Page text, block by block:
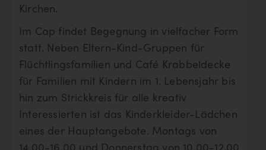
Kirchen.
Im Cap findet Begegnung in vielfacher Form
statt. Neben Eltern-Kind-Gruppen für
Flüchtlingsfamilien und Café Krabbeldecke
für Familien mit Kindern im 1. Lebensjahr bis
hin zum Strickkreis für alle kreativ
Interessierten ist das Kinderkleider-Lädchen
eines der Hauptangebote. Montags von
14.00-16.00 und Donnerstag von 10.00-12.00